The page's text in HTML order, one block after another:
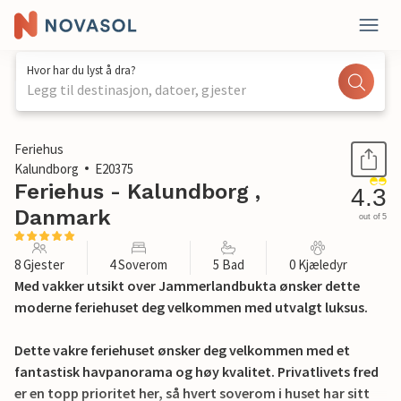
Hvor har du lyst å dra?
Legg til destinasjon, datoer, gjester
1 / 29
Feriehus
Kalundborg
E20375
Feriehus - Kalundborg ,
Danmark
4.3
out of 5
8 Gjester 4 Soverom 5 Bad 0 Kjæledyr
Med vakker utsikt over Jammerlandbukta ønsker dette
moderne feriehuset deg velkommen med utvalgt luksus.
Dette vakre feriehuset ønsker deg velkommen med et
fantastisk havpanorama og høy kvalitet. Privatlivets fred
er en topp prioritet her, så hvert soverom i huset har sitt